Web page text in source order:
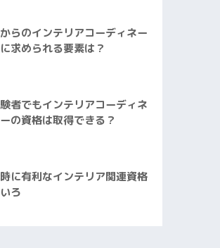
らのインテリアコーディネー
求められる要素は？
者でもインテリアコーディネ
の資格は取得できる？
に有利なインテリア関連資格
ろ